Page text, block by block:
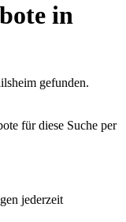
in
gefunden.
für diese Suche per
jederzeit